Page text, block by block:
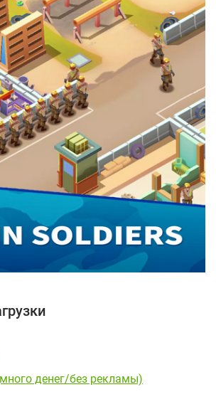
денег/без рекламы)